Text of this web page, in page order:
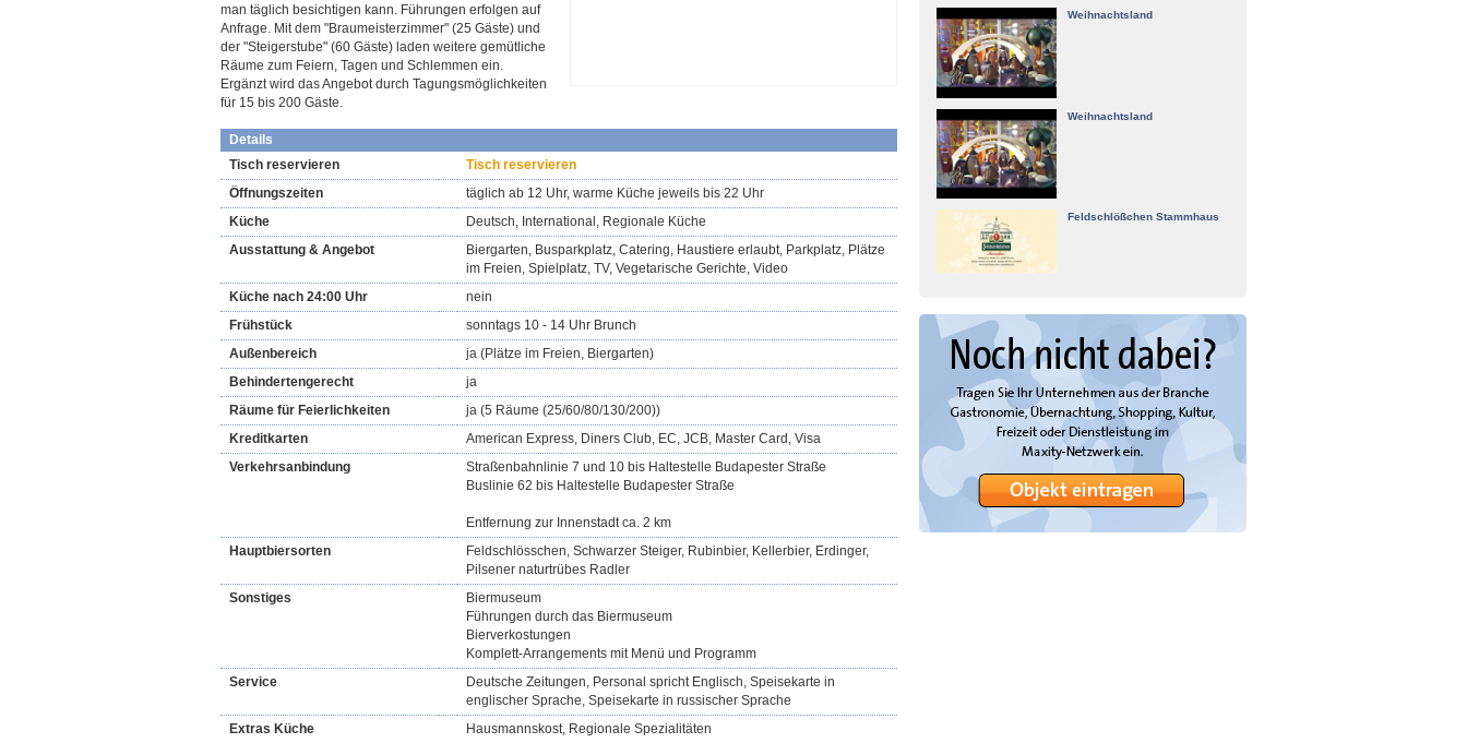
man täglich besichtigen kann. Führungen erfolgen auf
Anfrage. Mit dem "Braumeisterzimmer" (25 Gäste) und
der "Steigerstube" (60 Gäste) laden weitere gemütliche
Räume zum Feiern, Tagen und Schlemmen ein.
Ergänzt wird das Angebot durch Tagungsmöglichkeiten
für 15 bis 200 Gäste.
Details
Tisch reservieren
Tisch reservieren
Öffnungszeiten
täglich ab 12 Uhr, warme Küche jeweils bis 22 Uhr
Küche
Deutsch, International, Regionale Küche
Ausstattung & Angebot
Biergarten, Busparkplatz, Catering, Haustiere erlaubt, Parkplatz, Plätze
im Freien, Spielplatz, TV, Vegetarische Gerichte, Video
Küche nach 24:00 Uhr
nein
Frühstück
sonntags 10 - 14 Uhr Brunch
Außenbereich
ja (Plätze im Freien, Biergarten)
Behindertengerecht
ja
Räume für Feierlichkeiten
ja (5 Räume (25/60/80/130/200))
Kreditkarten
American Express, Diners Club, EC, JCB, Master Card, Visa
Verkehrsanbindung
Straßenbahnlinie 7 und 10 bis Haltestelle Budapester Straße
Buslinie 62 bis Haltestelle Budapester Straße
Entfernung zur Innenstadt ca. 2 km
Hauptbiersorten
Feldschlösschen, Schwarzer Steiger, Rubinbier, Kellerbier, Erdinger,
Pilsener naturtrübes Radler
Sonstiges
Biermuseum
Führungen durch das Biermuseum
Bierverkostungen
Komplett-Arrangements mit Menü und Programm
Service
Deutsche Zeitungen, Personal spricht Englisch, Speisekarte in
englischer Sprache, Speisekarte in russischer Sprache
Extras Küche
Hausmannskost, Regionale Spezialitäten
Weihnachtsland
Weihnachtsland
Feldschlößchen Stammhaus